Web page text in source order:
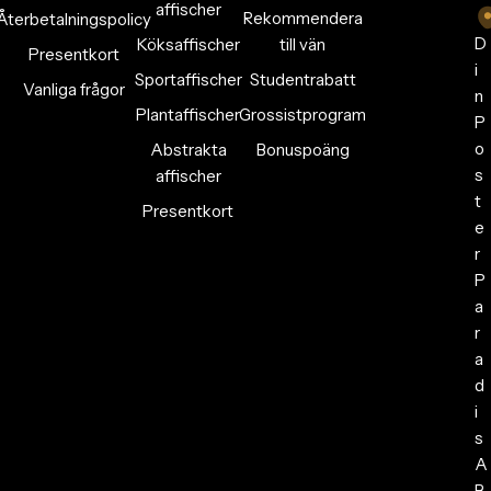
Presentkort
Vanliga frågor
affischer
Köksaffischer
Sportaffischer
Plantaffischer
Abstrakta
affischer
Presentkort
Rekommendera
till vän
Studentrabatt
Grossistprogram
Bonuspoäng
D
i
n
P
o
s
t
e
r
P
a
r
a
d
i
s
A